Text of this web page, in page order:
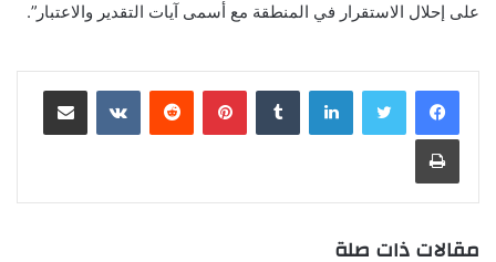
على إحلال الاستقرار في المنطقة مع أسمى آيات التقدير والاعتبار”.
لينكدإن بينتيريست
مقالات ذات صلة